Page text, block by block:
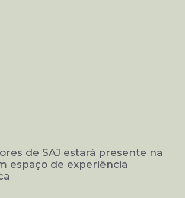
de SAJ estará presente na
espaço de experiência